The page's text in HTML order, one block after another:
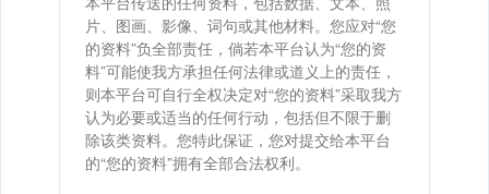
片、图画、影像、词句或其他材料。您应对“您
的资料”负全部责任，倘若本平台认为“您的资
料”可能使我方承担任何法律或道义上的责任，
则本平台可自行全权决定对“您的资料”采取我方
认为必要或适当的任何行动，包括但不限于删
除该类资料。您特此保证，您对提交给本平台
的“您的资料”拥有全部合法权利。